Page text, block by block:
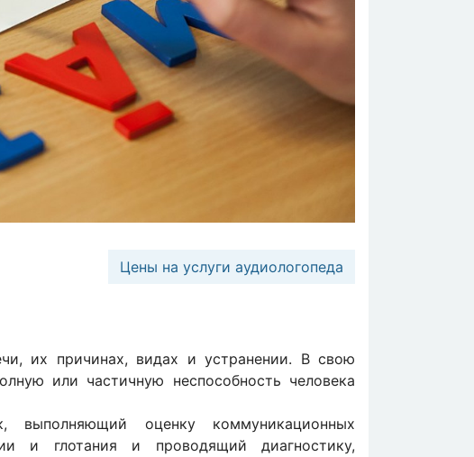
Цены на услуги аудиологопеда
их причинах, видах и устранении. В свою
или частичную неспособность человека
выполняющий оценку коммуникационных
и глотания и проводящий диагностику,